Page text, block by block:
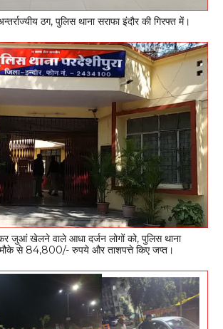
ठग, पुलिस थाना सराफा इंदौर की गिरफ्त में।
जुआं खेलने वाले आधा दर्जन लोगों को, पुलिस थाना
से 84,800/- रुपये और ताशपत्ते किए जप्त।